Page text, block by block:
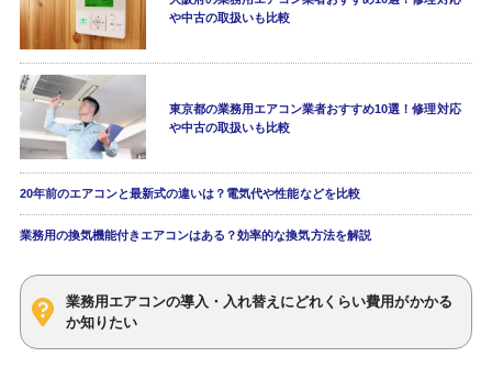
や中古の取扱いも比較
東京都の業務用エアコン業者おすすめ10選！修理対応
や中古の取扱いも比較
20年前のエアコンと最新式の違いは？電気代や性能などを比較
業務用の換気機能付きエアコンはある？効率的な換気方法を解説
業務用エアコンの導入・入れ替えにどれくらい費用がかかる
か知りたい